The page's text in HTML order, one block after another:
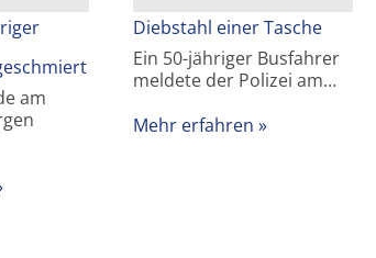
am
Diebstahl einer Tasche
Ein 50-jähriger Busfahrer
meldete der Polizei am…
Mehr erfahren